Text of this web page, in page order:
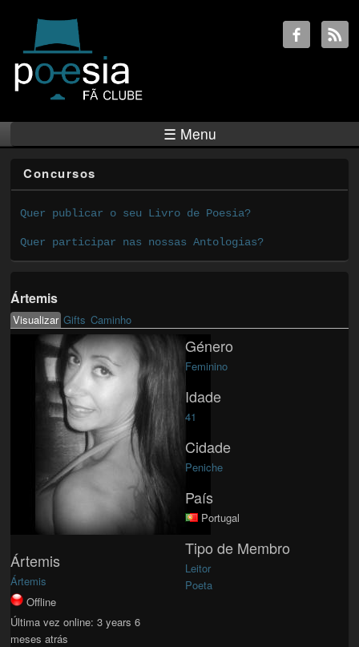
☰ Menu
Concursos
Quer publicar o seu Livro de Poesia?
Quer participar nas nossas Antologias?
Ártemis
Primary tabs
Visualizar(active tab)
Gifts Caminho
Ártemis
Ártemis
Offline
Última vez online: 3 years 6
meses atrás
Género
Feminino
Idade
41
Cidade
Peniche
País
Portugal
Tipo de Membro
Leitor
Poeta